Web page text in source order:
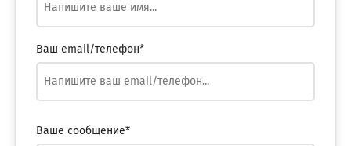
Ваш email/телефон*
Ваше сообщение*